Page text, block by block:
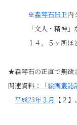
※森琴石ＨＰ内
「文人・精神」な
１４，５ヶ所ほど
★森琴石の正直で無欲
関連資料 ：「絵画叢誌
平成23年３月 【２